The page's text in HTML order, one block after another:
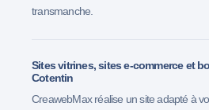
transmanche.
Sites vitrines, sites e-commerce et
Cotentin
CreawebMax réalise un site adapté à